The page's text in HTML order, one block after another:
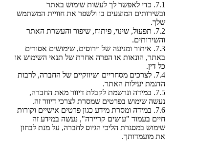
7.1. כדי לאפשר לך לעשות שימוש באתר
ובשירותים המוצעים בו ולשפר את חוויית המשתמש
שלך.
7.2. תפעול, שינוי, פיתוח, שיפור והעשרת האתר
והשירותים.
7.3. איתור ומניעה של וירוסים, שימושים אסורים
באתר, הונאות או הפרה אחרת של תנאי השימוש או
כל דין.
7.4. לצרכים מסחריים ושיווקיים של החברה, לרבות
הדגמת יעילות האתר.
7.5. במידה ונרשמת לקבלת דיוור מאת החברה,
נעשה שימוש בפרטים שמסרת לצרכי דיוור זה.
7.6. במידה ומסרת מידע כגון פרטים אישיים וקורות
חיים בעמוד "עושים קריירה", נעשה במידע זה
שימוש במסגרת הליכי הגיוס לחברה, על מנת לבחון
את מועמדותך.